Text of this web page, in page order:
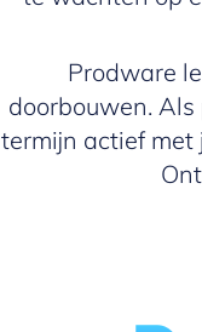
Prodware
doorbouwen.
termijn actief met